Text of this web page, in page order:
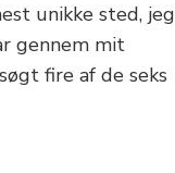
unikke sted, jeg
gennem mit
fire af de seks